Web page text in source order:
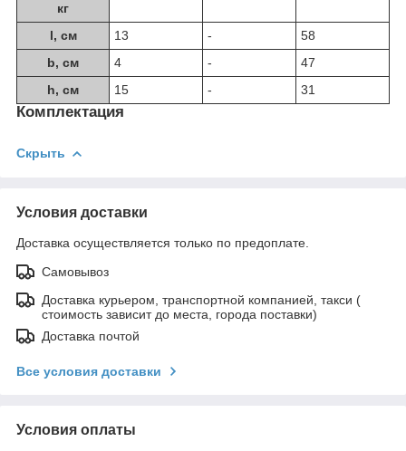
кг
l, см 13 -
58
b, см
4 -
47
h, см
15 - 31
Комплектация
Скрыть
Условия доставки
Доставка осуществляется только по предоплате.
Самовывоз
Доставка курьером, транспортной компанией, такси (
стоимость зависит до места, города поставки)
Доставка почтой
Все условия доставки
Условия оплаты